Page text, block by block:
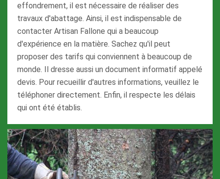
effondrement, il est nécessaire de réaliser des
travaux d'abattage. Ainsi, il est indispensable de
contacter Artisan Fallone qui a beaucoup
d'expérience en la matière. Sachez qu'il peut
proposer des tarifs qui conviennent à beaucoup de
monde. Il dresse aussi un document informatif appelé
devis. Pour recueillir d'autres informations, veuillez le
téléphoner directement. Enfin, il respecte les délais
qui ont été établis.